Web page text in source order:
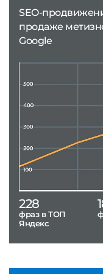
SEO-
продаже
Google
228
фраз в ТОП
Яндекс